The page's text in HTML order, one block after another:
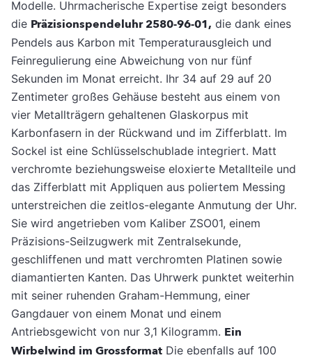
Modelle. Uhrmacheri­sche Expertise zeigt besonders
die Präzisions­pendeluhr 2580-96-01, die dank eines
Pendels aus Karbon mit Temperaturausgleich und
Feinregulierung eine Abweichung von nur fünf
Sekunden im Monat erreicht. Ihr 34 auf 29 auf 20
Zentimeter großes Gehäuse besteht aus einem von
vier Metallträgern gehaltenen Glaskorpus mit
Karbonfasern in der Rück­wand und im Zifferblatt. Im
Sockel ist eine Schlüsselschublade integriert. Matt
verchrom­te beziehungsweise eloxierte Metallteile und
das Zifferblatt mit Appliquen aus poliertem Messing
unterstreichen die zeitlos-elegante Anmutung der Uhr.
Sie wird angetrieben vom Kaliber ZSO01, einem
Präzisions-Seilzugwerk mit Zentralsekunde,
geschliffenen und matt verchromten Platinen sowie
diamantierten Kanten. Das Uhrwerk punktet weiterhin
mit seiner ruhenden Graham-Hemmung, einer
Gangdauer von einem Monat und einem
Antriebsgewicht von nur 3,1 Kilogramm. Ein
Wirbelwind im Grossformat Die ebenfalls auf 100